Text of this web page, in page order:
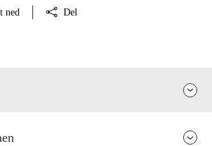
ned Del